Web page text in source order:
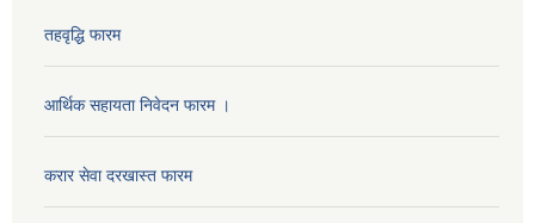
तहवृद्धि फारम
आर्थिक सहायता निवेदन फारम ।
करार सेवा दरखास्त फारम